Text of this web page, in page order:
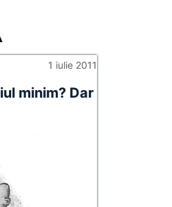
1 iulie 2011
minim? Dar